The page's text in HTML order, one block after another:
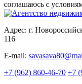
соглашаюсь с
Адрес: г.
116
E-mail:
+7 (962) 860-46-70 +7